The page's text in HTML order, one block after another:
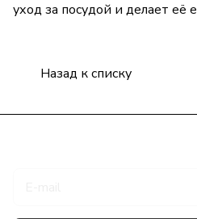
уход за посудой и делает её
Назад к списку